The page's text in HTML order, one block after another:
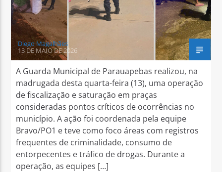
Diego Magalhães
13 DE MAIO DE 2026
A Guarda Municipal de Parauapebas realizou, na
madrugada desta quarta-feira (13), uma operação
de fiscalização e saturação em praças
consideradas pontos críticos de ocorrências no
município. A ação foi coordenada pela equipe
Bravo/PO1 e teve como foco áreas com registros
frequentes de criminalidade, consumo de
entorpecentes e tráfico de drogas. Durante a
operação, as equipes […]